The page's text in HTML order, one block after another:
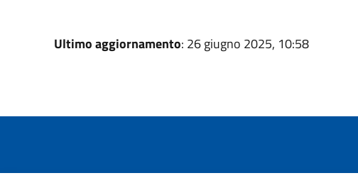
Ultimo aggiornamento: 26 giugno 2025, 10:58